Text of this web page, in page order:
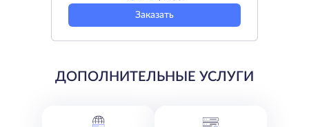
Заказать
ДОПОЛНИТЕЛЬНЫЕ УСЛУГИ